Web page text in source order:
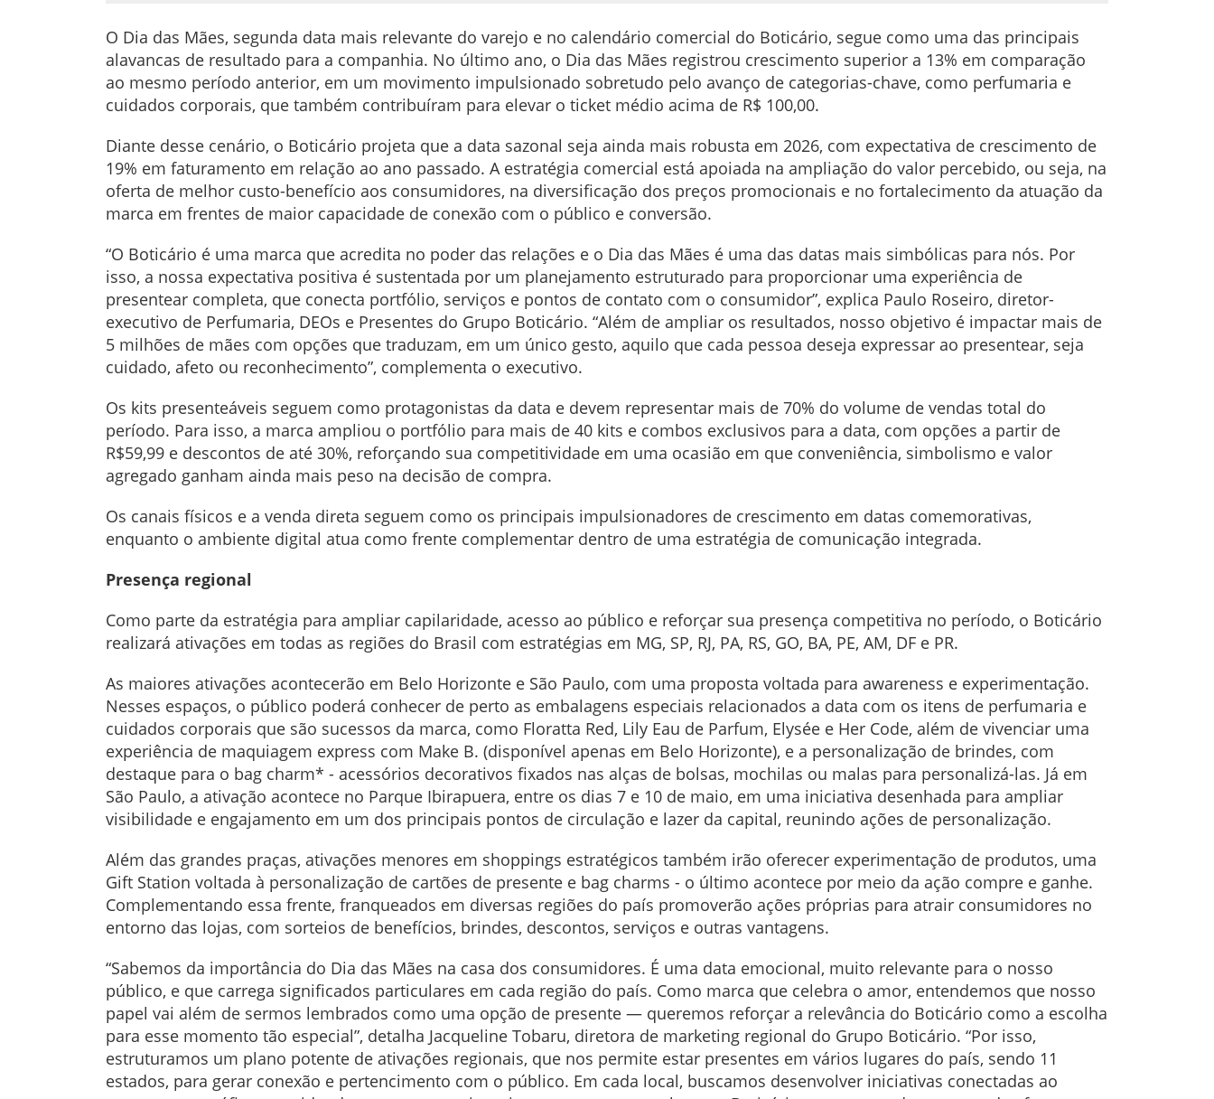
O Dia das Mães, segunda data mais relevante do varejo e no calendário comercial do Boticário, segue como uma das principais
alavancas de resultado para a companhia. No último ano, o Dia das Mães registrou crescimento superior a 13% em comparação
ao mesmo período anterior, em um movimento impulsionado sobretudo pelo avanço de categorias-chave, como perfumaria e
cuidados corporais, que também contribuíram para elevar o ticket médio acima de R$ 100,00.
Diante desse cenário, o Boticário projeta que a data sazonal seja ainda mais robusta em 2026, com expectativa de crescimento de
19% em faturamento em relação ao ano passado. A estratégia comercial está apoiada na ampliação do valor percebido, ou seja, na
oferta de melhor custo-benefício aos consumidores, na diversificação dos preços promocionais e no fortalecimento da atuação da
marca em frentes de maior capacidade de conexão com o público e conversão.
“O Boticário é uma marca que acredita no poder das relações e o Dia das Mães é uma das datas mais simbólicas para nós. Por
isso, a nossa expectativa positiva é sustentada por um planejamento estruturado para proporcionar uma experiência de
presentear completa, que conecta portfólio, serviços e pontos de contato com o consumidor”, explica Paulo Roseiro, diretor-
executivo de Perfumaria, DEOs e Presentes do Grupo Boticário. “Além de ampliar os resultados, nosso objetivo é impactar mais de
5 milhões de mães com opções que traduzam, em um único gesto, aquilo que cada pessoa deseja expressar ao presentear, seja
cuidado, afeto ou reconhecimento”, complementa o executivo.
Os kits presenteáveis seguem como protagonistas da data e devem representar mais de 70% do volume de vendas total do
período. Para isso, a marca ampliou o portfólio para mais de 40 kits e combos exclusivos para a data, com opções a partir de
R$59,99 e descontos de até 30%, reforçando sua competitividade em uma ocasião em que conveniência, simbolismo e valor
agregado ganham ainda mais peso na decisão de compra.
Os canais físicos e a venda direta seguem como os principais impulsionadores de crescimento em datas comemorativas,
enquanto o ambiente digital atua como frente complementar dentro de uma estratégia de comunicação integrada.
Presença regional
Como parte da estratégia para ampliar capilaridade, acesso ao público e reforçar sua presença competitiva no período, o Boticário
realizará ativações em todas as regiões do Brasil com estratégias em MG, SP, RJ, PA, RS, GO, BA, PE, AM, DF e PR.
As maiores ativações acontecerão em Belo Horizonte e São Paulo, com uma proposta voltada para awareness e experimentação.
Nesses espaços, o público poderá conhecer de perto as embalagens especiais relacionados a data com os itens de perfumaria e
cuidados corporais que são sucessos da marca, como Floratta Red, Lily Eau de Parfum, Elysée e Her Code, além de vivenciar uma
experiência de maquiagem express com Make B. (disponível apenas em Belo Horizonte), e a personalização de brindes, com
destaque para o bag charm* - acessórios decorativos fixados nas alças de bolsas, mochilas ou malas para personalizá-las. Já em
São Paulo, a ativação acontece no Parque Ibirapuera, entre os dias 7 e 10 de maio, em uma iniciativa desenhada para ampliar
visibilidade e engajamento em um dos principais pontos de circulação e lazer da capital, reunindo ações de personalização.
Além das grandes praças, ativações menores em shoppings estratégicos também irão oferecer experimentação de produtos, uma
Gift Station voltada à personalização de cartões de presente e bag charms - o último acontece por meio da ação compre e ganhe.
Complementando essa frente, franqueados em diversas regiões do país promoverão ações próprias para atrair consumidores no
entorno das lojas, com sorteios de benefícios, brindes, descontos, serviços e outras vantagens.
“Sabemos da importância do Dia das Mães na casa dos consumidores. É uma data emocional, muito relevante para o nosso
público, e que carrega significados particulares em cada região do país. Como marca que celebra o amor, entendemos que nosso
papel vai além de sermos lembrados como uma opção de presente — queremos reforçar a relevância do Boticário como a escolha
para esse momento tão especial”, detalha Jacqueline Tobaru, diretora de marketing regional do Grupo Boticário. “Por isso,
estruturamos um plano potente de ativações regionais, que nos permite estar presentes em vários lugares do país, sendo 11
estados, para gerar conexão e pertencimento com o público. Em cada local, buscamos desenvolver iniciativas conectadas ao